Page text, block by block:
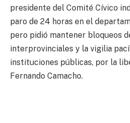
presidente del Comité Cívico
paro de 24 horas en el
pero pidió mantener bloqueos
interprovinciales y la vigilia
instituciones públicas, por la
Fernando Camacho.